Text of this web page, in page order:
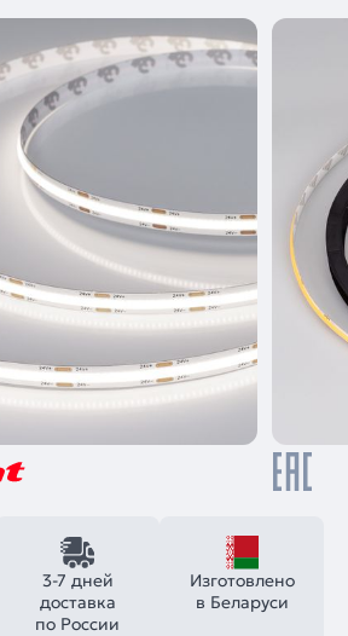
3-7 дней
доставка
по России
Изготовлено
в Беларуси